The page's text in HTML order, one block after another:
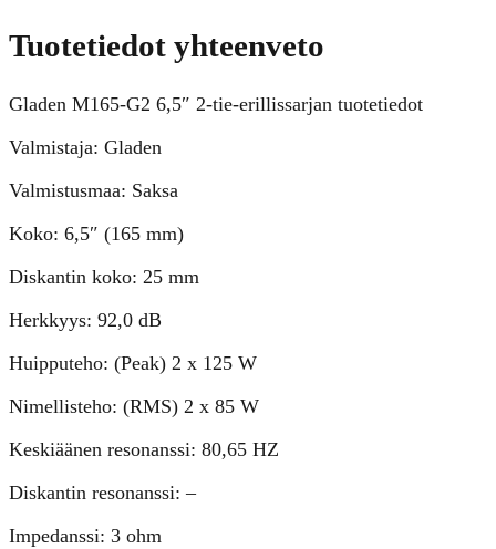
Tuotetiedot yhteenveto
Gladen M165-G2 6,5″ 2-tie-erillissarjan tuotetiedot
Valmistaja: Gladen
Valmistusmaa: Saksa
Koko: 6,5″ (165 mm)
Diskantin koko: 25 mm
Herkkyys: 92,0 dB
Huipputeho: (Peak) 2 x 125 W
Nimellisteho: (RMS) 2 x 85 W
Keskiäänen resonanssi: 80,65 HZ
Diskantin resonanssi: –
Impedanssi: 3 ohm